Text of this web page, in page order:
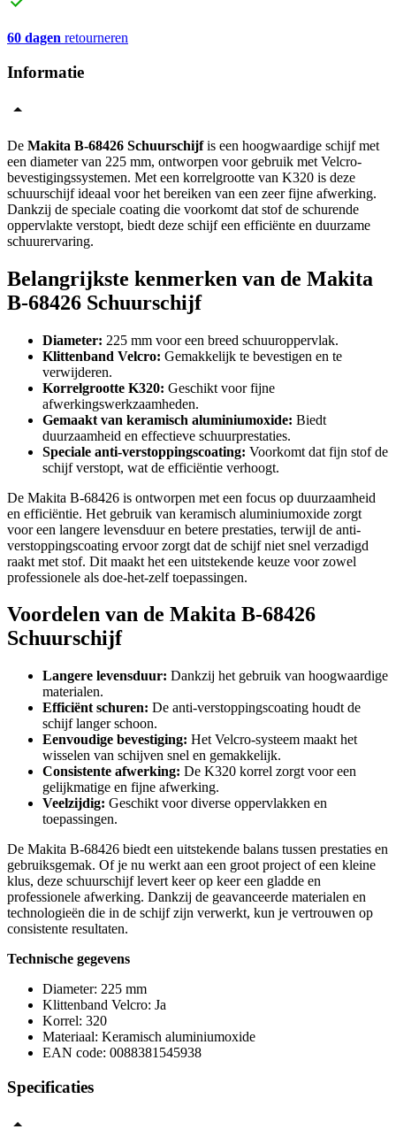
60 dagen retourneren
Informatie
De Makita B-68426 Schuurschijfis een hoogwaardige schijf met
een diameter van 225 mm, ontworpen voor gebruik met Velcro-
bevestigingssystemen. Met een korrelgrootte van K320 is deze
schuurschijf ideaal voor het bereiken van een zeer fijne afwerking.
Dankzij de speciale coating die voorkomt dat stof de schurende
oppervlakte verstopt, biedt deze schijf een efficiënte en duurzame
schuurervaring.
Belangrijkste kenmerken van de Makita
B-68426 Schuurschijf
Diameter: 225 mm voor een breed schuuroppervlak.
Klittenband Velcro: Gemakkelijk te bevestigen en te
verwijderen.
Korrelgrootte K320: Geschikt voor fijne
afwerkingswerkzaamheden.
Gemaakt van keramisch aluminiumoxide: Biedt
duurzaamheid en effectieve schuurprestaties.
Speciale anti-verstoppingscoating: Voorkomt dat fijn stof de
schijf verstopt, wat de efficiëntie verhoogt.
De Makita B-68426 is ontworpen met een focus op duurzaamheid
en efficiëntie. Het gebruik van keramisch aluminiumoxide zorgt
voor een langere levensduur en betere prestaties, terwijl de anti-
verstoppingscoating ervoor zorgt dat de schijf niet snel verzadigd
raakt met stof. Dit maakt het een uitstekende keuze voor zowel
professionele als doe-het-zelf toepassingen.
Voordelen van de Makita B-68426
Schuurschijf
Langere levensduur: Dankzij het gebruik van hoogwaardige
materialen.
Efficiënt schuren: De anti-verstoppingscoating houdt de
schijf langer schoon.
Eenvoudige bevestiging: Het Velcro-systeem maakt het
wisselen van schijven snel en gemakkelijk.
Consistente afwerking: De K320 korrel zorgt voor een
gelijkmatige en fijne afwerking.
Veelzijdig: Geschikt voor diverse oppervlakken en
toepassingen.
De Makita B-68426 biedt een uitstekende balans tussen prestaties en
gebruiksgemak. Of je nu werkt aan een groot project of een kleine
klus, deze schuurschijf levert keer op keer een gladde en
professionele afwerking. Dankzij de geavanceerde materialen en
technologieën die in de schijf zijn verwerkt, kun je vertrouwen op
consistente resultaten.
Technische gegevens
Diameter: 225 mm
Klittenband Velcro: Ja
Korrel: 320
Materiaal: Keramisch aluminiumoxide
EAN code: 0088381545938
Specificaties